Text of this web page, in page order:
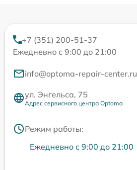
+7 (351) 200-51-37
Ежедневно с 9:00 до 21:00
info@optoma-repair-center.ru
ул. Энгельса, 75
Адрес сервисного центра Optoma
Режим работы:
Ежедневно с 9:00 до 21:00